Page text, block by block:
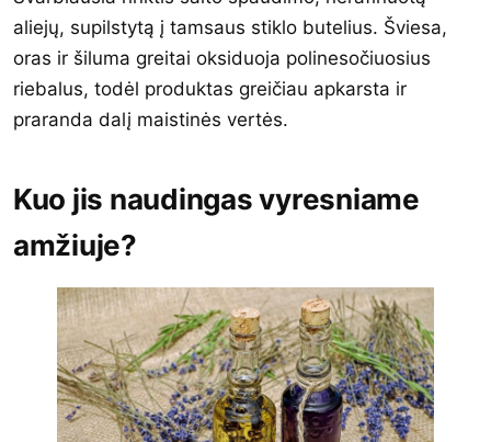
aliejų, supilstytą į tamsaus stiklo butelius. Šviesa,
oras ir šiluma greitai oksiduoja polinesočiuosius
riebalus, todėl produktas greičiau apkarsta ir
praranda dalį maistinės vertės.
Kuo jis naudingas vyresniame
amžiuje?